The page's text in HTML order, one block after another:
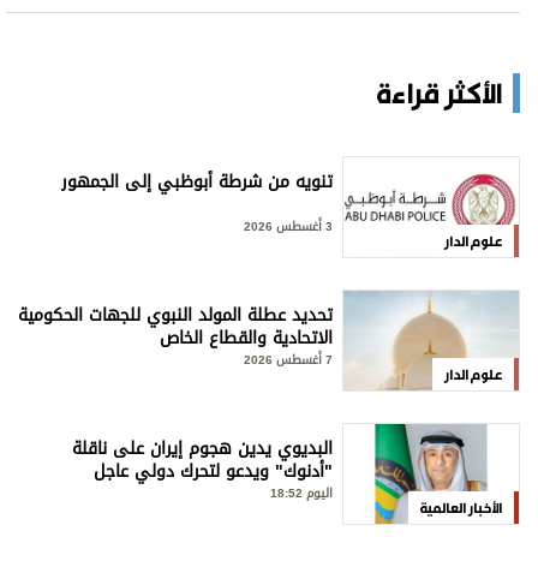
الأكثر قراءة
علوم الدار
تنويه من شرطة أبوظبي إلى الجمهور
علوم الدار
تحديد عطلة المولد النبوي للجهات الحكومية
الاتحادية والقطاع الخاص
الأخبار العالمية
البديوي يدين هجوم إيران على ناقلة
"أدنوك" ويدعو لتحرك دولي عاجل
اليوم 18:52